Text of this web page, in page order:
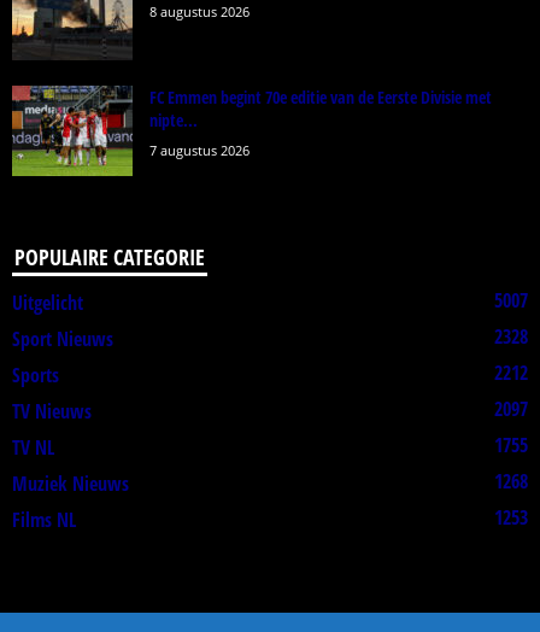
8 augustus 2026
FC Emmen begint 70e editie van de Eerste Divisie met
nipte...
7 augustus 2026
POPULAIRE CATEGORIE
Uitgelicht
5007
Sport Nieuws
2328
Sports
2212
TV Nieuws
2097
TV NL
1755
Muziek Nieuws
1268
Films NL
1253